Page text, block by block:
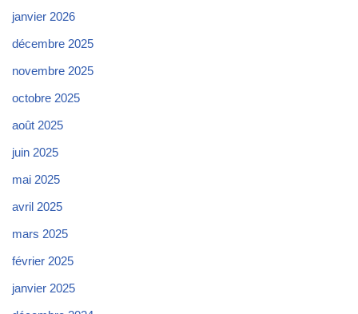
janvier 2026
décembre 2025
novembre 2025
octobre 2025
août 2025
juin 2025
mai 2025
avril 2025
mars 2025
février 2025
janvier 2025